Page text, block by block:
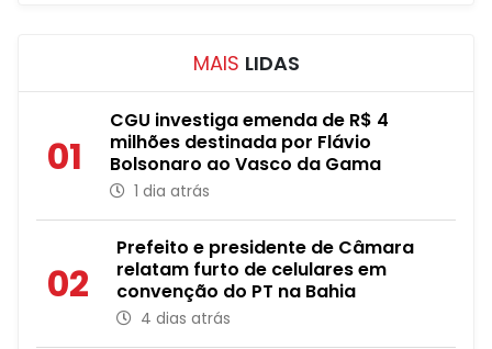
MAIS LIDAS
01
CGU investiga emenda de R$ 4
milhões destinada por Flávio
Bolsonaro ao Vasco da Gama
1 dia atrás
02
Prefeito e presidente de Câmara
relatam furto de celulares em
convenção do PT na Bahia
4 dias atrás